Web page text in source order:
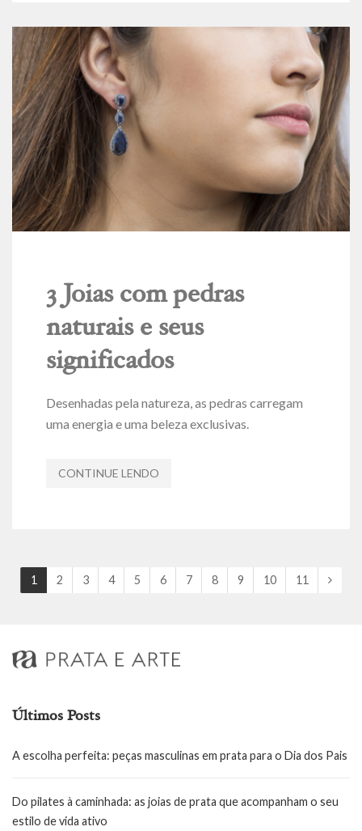
3 Joias com pedras
naturais e seus
significados
Desenhadas pela natureza, as pedras carregam
uma energia e uma beleza exclusivas.
CONTINUE LENDO
1 2 3 4 5 6 7 8 9 10 11
Últimos Posts
A escolha perfeita: peças masculinas em prata para o Dia dos Pais
Do pilates à caminhada: as joias de prata que acompanham o seu
estilo de vida ativo